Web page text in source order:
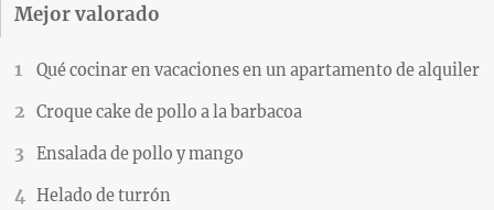
Mejor valorado
Qué cocinar en vacaciones en un apartamento de alquiler
Croque cake de pollo a la barbacoa
Ensalada de pollo y mango
Helado de turrón